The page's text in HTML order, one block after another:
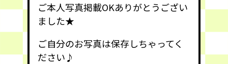
ご本人写真掲載OKありがとうござい
ました★
ご自分のお写真は保存しちゃってく
ださい♪